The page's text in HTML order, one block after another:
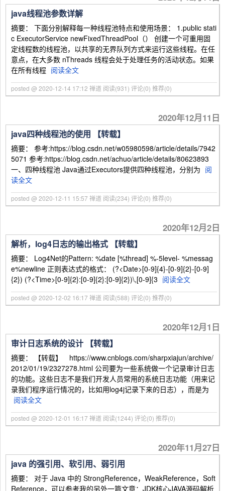
java线程池参数详解
摘要： 下面分别解释每一种线程池特点和使用场景： 1.public stati
c ExecutorService newFixedThreadPool（） 创建一个可重用固
定线程数的线程池，以共享的无界队列方式来运行这些线程。在任
意点，在大多数 nThreads 线程会处于处理任务的活动状态。如果
在所有线程 阅读全文
posted @ 2020-12-14 17:12 禅道 阅读(931) 评论(0) 推荐(0)
2020年12月11日
java四种线程池的使用 【转载】
摘要： 参考:https://blog.csdn.net/w05980598/article/details/7942
5071 参考:https://blog.csdn.net/achuo/article/details/80623893
一、四种线程池 Java通过Executors提供四种线程池，分别为 阅
读全文
posted @ 2020-12-11 15:57 禅道 阅读(234) 评论(0) 推荐(0)
2020年12月2日
解析，log4日志的输出格式 【转载】
摘要： Log4Net的Pattern: %date [%thread] %-5level- %messag
e%newline 正则表达式的格式： (?<Date>[0-9]{4}-[0-9]{2}-[0-9]
{2}) (?<Time>[0-9]{2}:[0-9]{2}:[0-9]{2})\,[0-9]{3 阅读全文
posted @ 2020-12-02 16:17 禅道 阅读(588) 评论(0) 推荐(0)
2020年12月1日
审计日志系统的设计 【转载】
摘要： 【转载】 https://www.cnblogs.com/sharpxiajun/archive/
2012/01/19/2327278.html 公司要为一些系统做一个记录审计日志
的功能。这些日志不是我们开发人员常用的系统日志功能（用来记
录我们程序运行情况的，比如用log4j记录下来的日志），而是为
阅读全文
posted @ 2020-12-01 16:17 禅道 阅读(1244) 评论(0) 推荐(0)
2020年11月27日
java 的强引用、软引用、弱引用
摘要： 对于 Java 中的 StrongReference，WeakReference，Soft
Reference，可以参考我的另外一篇文章：JDK核心JAVA源码解析